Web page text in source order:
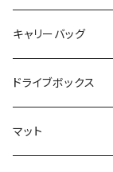
キャリーバッグ
ドライブボックス
マット